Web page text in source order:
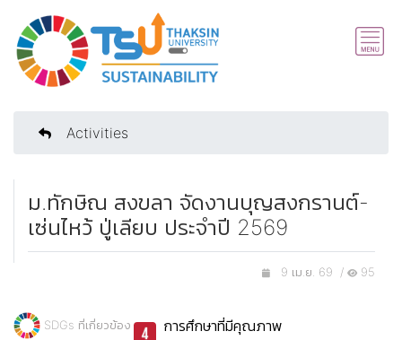
Activities
ม.ทักษิณ สงขลา จัดงานบุญสงกรานต์-
เซ่นไหว้ ปู่เลียบ ประจำปี 2569
9 เม.ย. 69 / 95
SDGs ที่เกี่ยวข้อง การศึกษาที่มีคุณภาพ